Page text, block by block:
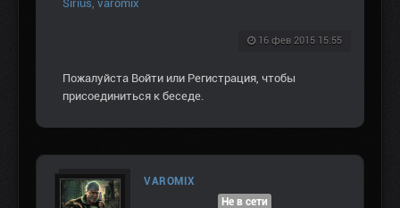
Sirius, varomix
16 фев 2015 15:55
Пожалуйста Войти или Регистрация, чтобы
присоединиться к беседе.
VAROMIX
Не в сети